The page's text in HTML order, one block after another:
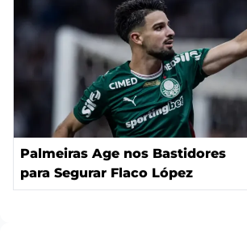
Palmeiras Age nos Bastidores
para Segurar Flaco López